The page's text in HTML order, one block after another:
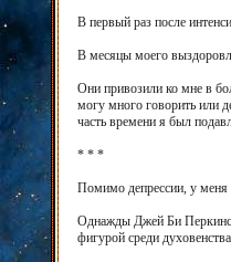
В первый раз после
В месяцы моего
Они привозили ко мне в
могу много говорить или
часть времени я был
* * *
Помимо депрессии, у меня
Однажды Джей Би Перкинс,
фигурой среди